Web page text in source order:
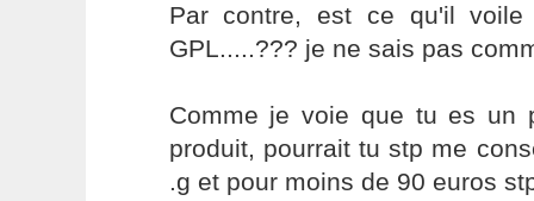
Par contre, est ce qu'il
GPL.....??? je ne sais pas
Comme je voie que tu es un
produit, pourrait tu stp me
.g et pour moins de 90 euros